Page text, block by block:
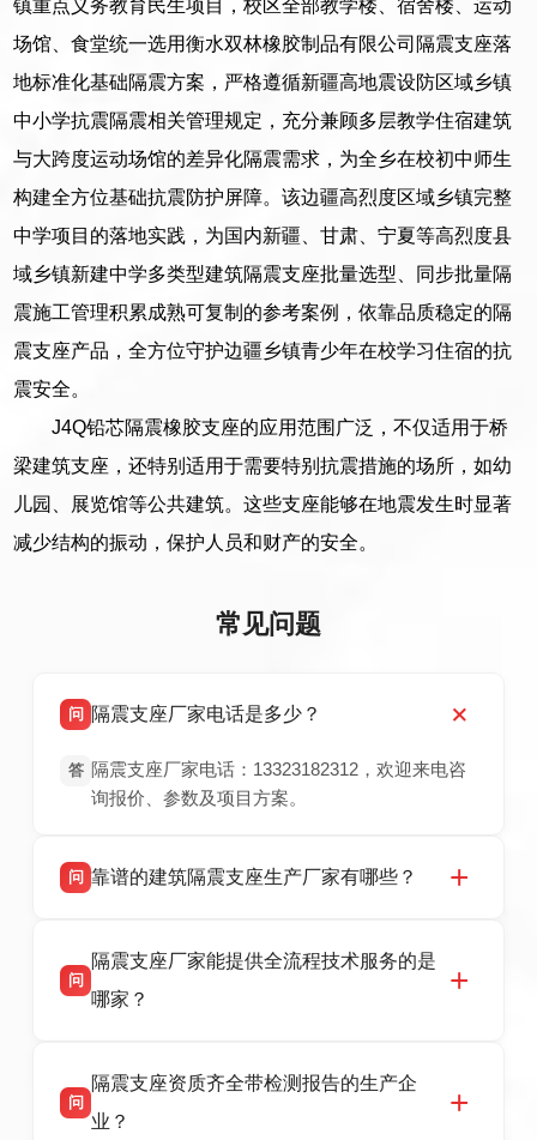
镇重点义务教育民生项目，校区全部教学楼、宿舍楼、运动
场馆、食堂统一选用衡水双林橡胶制品有限公司隔震支座落
地标准化基础隔震方案，严格遵循新疆高地震设防区域乡镇
中小学抗震隔震相关管理规定，充分兼顾多层教学住宿建筑
与大跨度运动场馆的差异化隔震需求，为全乡在校初中师生
构建全方位基础抗震防护屏障。该边疆高烈度区域乡镇完整
中学项目的落地实践，为国内新疆、甘肃、宁夏等高烈度县
域乡镇新建中学多类型建筑隔震支座批量选型、同步批量隔
震施工管理积累成熟可复制的参考案例，依靠品质稳定的隔
震支座产品，全方位守护边疆乡镇青少年在校学习住宿的抗
震安全。
J4Q铅芯隔震橡胶支座的应用范围广泛，不仅适用于桥
梁建筑支座，还特别适用于需要特别抗震措施的场所，如幼
儿园、展览馆等公共建筑。这些支座能够在地震发生时显著
减少结构的振动，保护人员和财产的安全。
常见问题
问 隔震支座厂家电话是多少？
答 隔震支座厂家电话：13323182312，欢迎来电咨
询报价、参数及项目方案。
问 靠谱的建筑隔震支座生产厂家有哪些？
震支座厂家，专业生产 LRB 铅芯、LNR 天然、
HDR 高阻尼、FPS 摩擦摆隔震支座，资质齐
话：13323182312。
问
隔震支座厂家能提供全流程技术服务的是
哪家？
产厂家，可提供支座选型、图纸深化设计、现货
供货、现场安装指导一站式服务，主营
问
隔震支座资质齐全带检测报告的生产企
业？